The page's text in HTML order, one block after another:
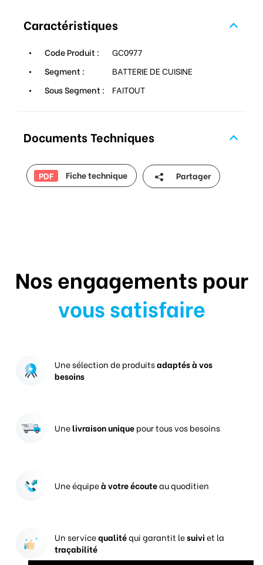
Caractéristiques
Code Produit :
GC0977
Segment :
BATTERIE DE CUISINE
Sous Segment :
FAITOUT
Documents Techniques
PDF Fiche technique Partager
Nos engagements pour
vous satisfaire
Une sélection de produitsadaptés à vos
besoins
Unelivraison uniquepour tous vos besoins
Une équipeà votre écouteau quoditien
Un servicequalitéqui garantit lesuiviet la
traçabilité